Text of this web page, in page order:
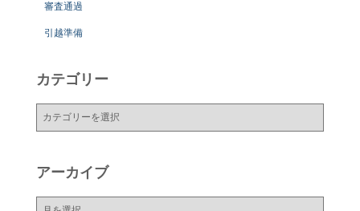
審査通過
引越準備
カテゴリー
ー
アーカイブ